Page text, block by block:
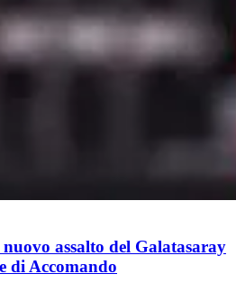
assalto del Galatasaray
di Accomando